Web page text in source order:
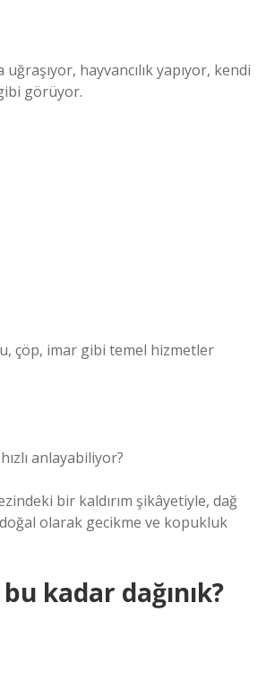
hayvancılık yapıyor, kendi
görüyor.
çöp, imar gibi temel hizmetler
anlayabiliyor?
bir kaldırım şikâyetiyle, dağ
olarak gecikme ve kopukluk
kadar dağınık?